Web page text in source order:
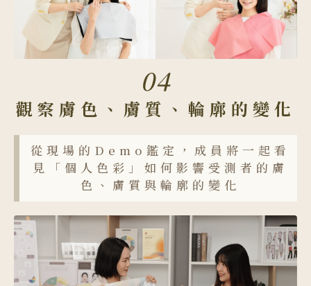
04
觀察膚色、膚質、輪廓的變化
從現場的Demo鑑定，成員將一起看
見「個人色彩」如何影響受測者的膚
色、膚質與輪廓的變化